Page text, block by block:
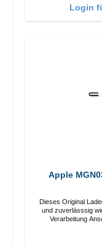
Login
Apple
Dieses Original
und zuverlässsig wieder auf.